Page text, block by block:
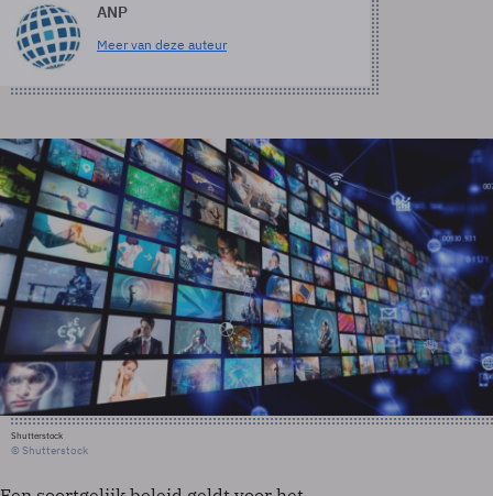
ANP
Meer van deze auteur
Shutterstock
© Shutterstock